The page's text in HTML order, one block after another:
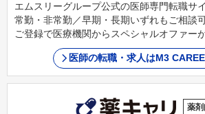
エムスリーグループ公式の医師専門転職サイ
常勤・非常勤／早期・長期いずれもご相談可
ご登録で医療機関からスペシャルオファー
医師の転職・求人はM3
薬